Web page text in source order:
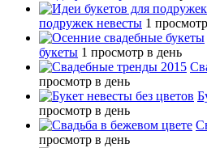
подружек невесты 1
букеты 1 просмотр в день
просмотр в день
просмотр в день
просмотр в день